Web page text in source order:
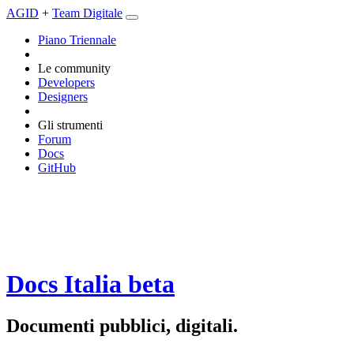
AGID + Team Digitale
Piano Triennale
Le community
Developers
Designers
Gli strumenti
Forum
Docs
GitHub
Docs Italia beta
Documenti pubblici, digitali.